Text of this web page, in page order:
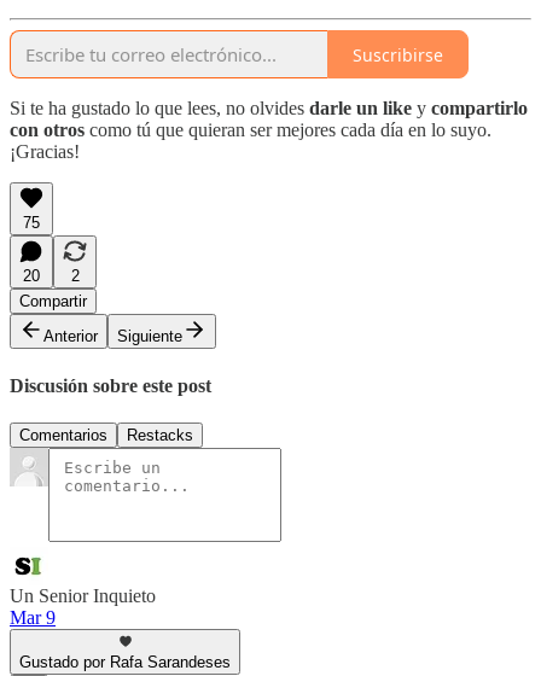
Suscribirse
Si te ha gustado lo que lees, no olvides darle un like y compartirlo
con otros como tú que quieran ser mejores cada día en lo suyo.
¡Gracias!
75
20
2
Compartir
Anterior
Siguiente
Discusión sobre este post
Comentarios Restacks
Un Senior Inquieto
Mar 9
Gustado por Rafa Sarandeses